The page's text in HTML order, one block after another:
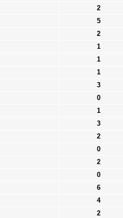
2
5
2
1
1
1
3
0
1
3
2
0
2
0
6
4
2